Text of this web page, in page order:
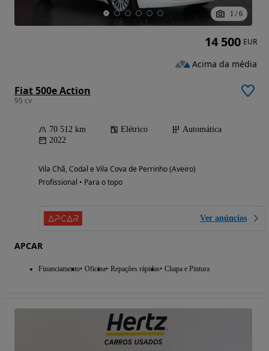
1 / 6
Fiat 500e Action
95 cv
70 512 km Elétrico
Automática
2022
Vila Chã, Codal e Vila Cova de Perrinho (Aveiro)
Profissional • Para o topo
Ver anúncios
APCAR
Financiamento Oficina Repações rápidas Chapa e Pintura
14 500 EUR
Acima da média